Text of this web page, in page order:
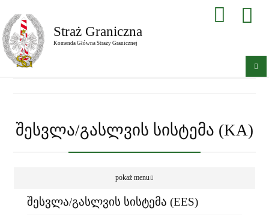
Straż Graniczna
Komenda Główna Straży Granicznej
შესვლა/გასლვის სისტემა (KA)
pokaż menu
შესვლა/გასლვის სისტემა (EES)